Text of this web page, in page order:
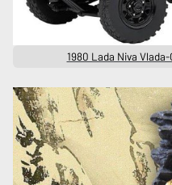
1980 Lada Niva